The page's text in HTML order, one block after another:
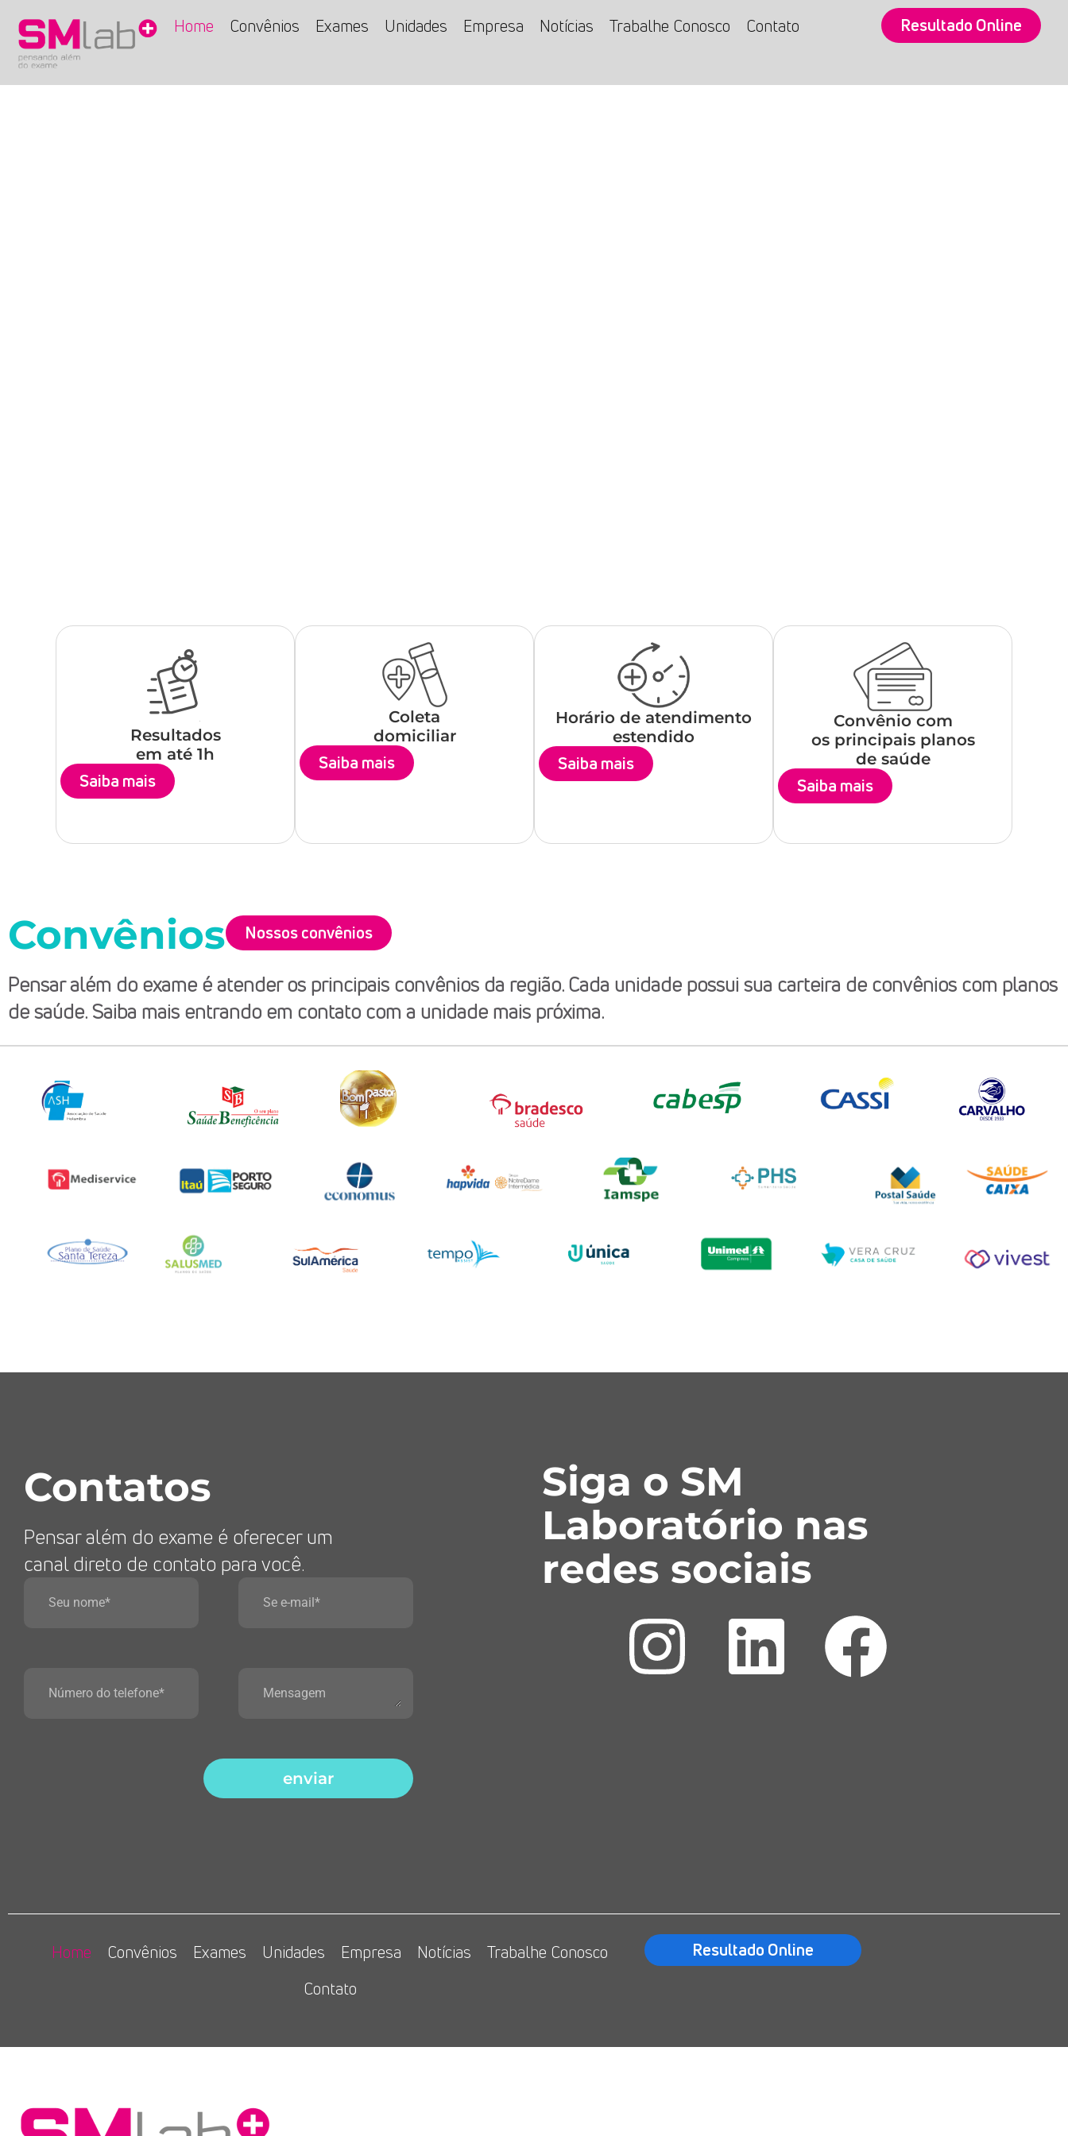
Home Convênios Exames Unidades Empresa Notícias Trabalhe Conosco Contato Resultado Online
Resultados
em até 1h
Saiba mais
Coleta
domiciliar
Saiba mais
Horário de atendimento
estendido
Saiba mais
Convênio com
os principais planos
de saúde
Saiba mais
Convênios Nossos convênios
Pensar além do exame é atender os principais convênios da região. Cada unidade possui sua carteira de convênios com planos
de saúde. Saiba mais entrando em contato com a unidade mais próxima.
Contatos
Pensar além do exame é oferecer um
canal direto de contato para você.
enviar
Siga o SM
Laboratório nas
redes sociais
Home Convênios Exames Unidades Empresa Notícias
Trabalhe Conosco
Contato
Resultado Online